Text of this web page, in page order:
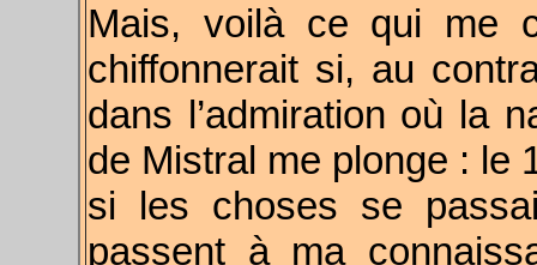
Mais, voilà ce qui me
chiffonnerait si, au
dans l’admiration où la
de Mistral me plonge : le
si les choses se
passent à ma